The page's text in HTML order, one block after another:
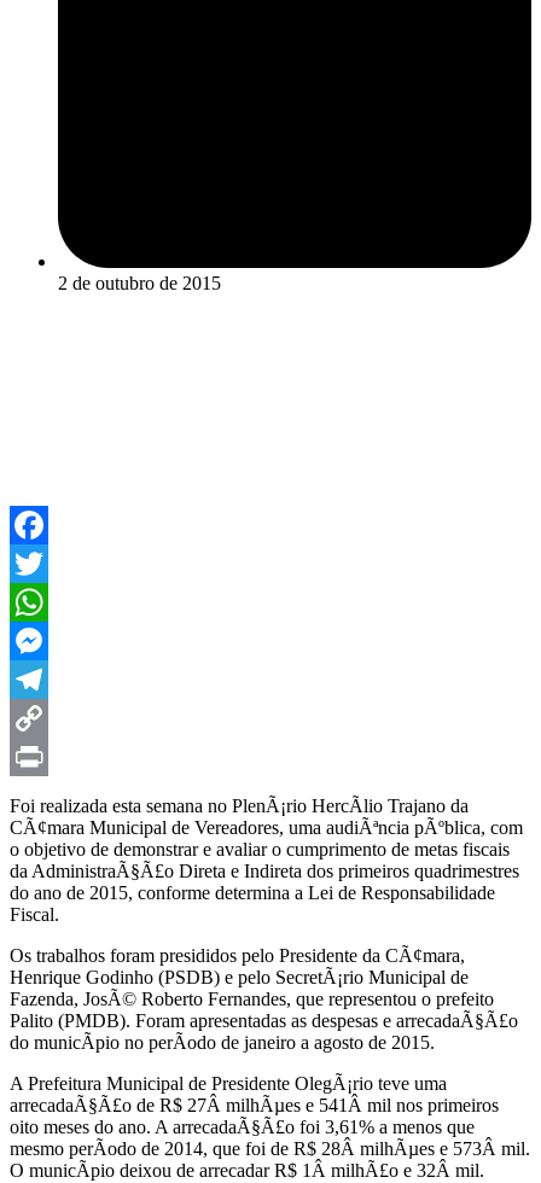
2 de outubro de 2015
Facebook
Twitter
WhatsApp
Messenger
Telegram
Copy
Link
Print
Foi realizada esta semana no PlenÃ¡rio HercÃ­lio Trajano da
CÃ¢mara Municipal de Vereadores, uma audiÃªncia pÃºblica, com
o objetivo de demonstrar e avaliar o cumprimento de metas fiscais
da AdministraÃ§Ã£o Direta e Indireta dos primeiros quadrimestres
do ano de 2015, conforme determina a Lei de Responsabilidade
Fiscal.
Os trabalhos foram presididos pelo Presidente da CÃ¢mara,
Henrique Godinho (PSDB) e pelo SecretÃ¡rio Municipal de
Fazenda, JosÃ© Roberto Fernandes, que representou o prefeito
Palito (PMDB). Foram apresentadas as despesas e arrecadaÃ§Ã£o
do municÃ­pio no perÃ­odo de janeiro a agosto de 2015.
A Prefeitura Municipal de Presidente OlegÃ¡rio teve uma
arrecadaÃ§Ã£o de R$ 27Â milhÃµes e 541Â mil nos primeiros
oito meses do ano. A arrecadaÃ§Ã£o foi 3,61% a menos que
mesmo perÃ­odo de 2014, que foi de R$ 28Â milhÃµes e 573Â mil.
O municÃ­pio deixou de arrecadar R$ 1Â milhÃ£o e 32Â mil.